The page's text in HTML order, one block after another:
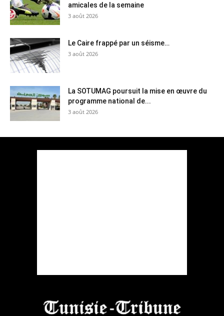
amicales de la semaine
3 août 2026
Le Caire frappé par un séisme…
3 août 2026
La SOTUMAG poursuit la mise en œuvre du
programme national de...
3 août 2026